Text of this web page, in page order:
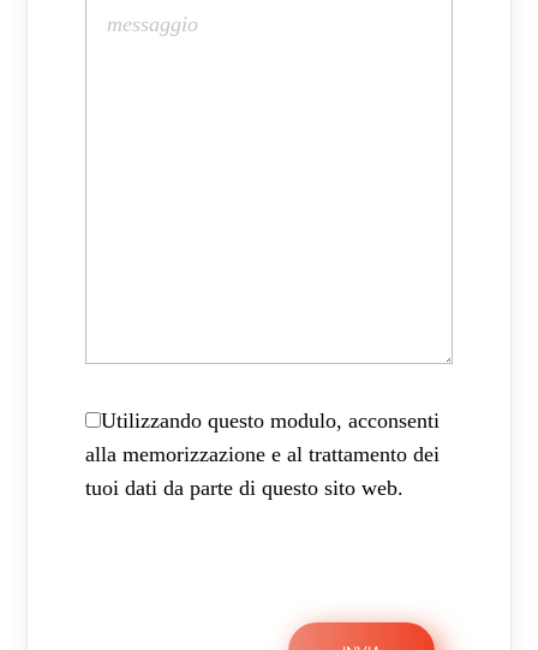
Utilizzando questo modulo, acconsenti
alla memorizzazione e al trattamento dei
tuoi dati da parte di questo sito web.